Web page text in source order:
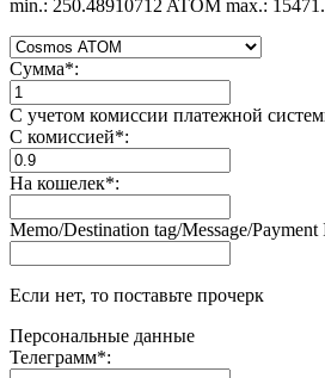
min.: 250.48910712 ATOM max.:
Сумма*:
С учетом комиссии платежной
С комиссией*:
На кошелек*:
Memo/Destination tag/Message/Payment
Если нет, то поставьте прочерк
Персональные данные
Телеграмм*: